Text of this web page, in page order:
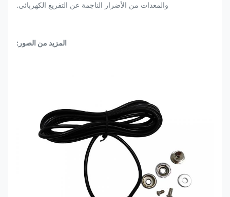
والمعدات من الأضرار الناجمة عن التفريغ الكهربائي.
المزيد من الصور: